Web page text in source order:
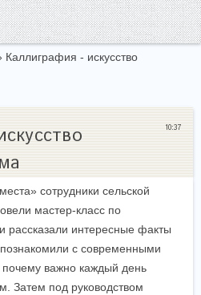
Каллиграфия - искусство
10:37
сотрудники сельской
мастер-класс по
рассказали интересные факты
с современными
важно каждый день
Затем под руководством